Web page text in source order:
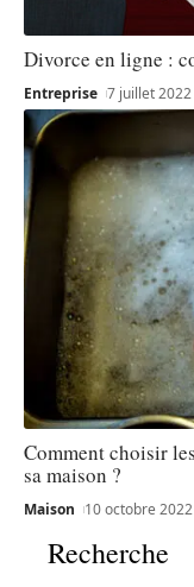
Divorce en ligne :
Entreprise 7 juillet 2022
Comment choisir
sa maison ?
Maison 10 octobre 2022
Recherche